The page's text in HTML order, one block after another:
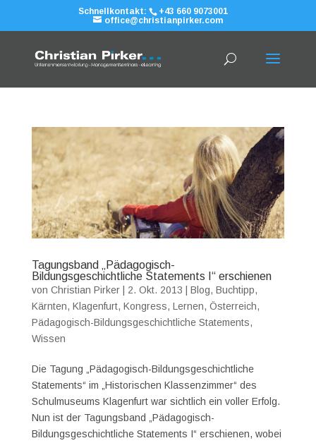
Schnellkontakt:
+43 660 9073001
office@christianpirker.com
Tagungsband „Pädagogisch-
Bildungsgeschichtliche Statements I“ erschienen
von Christian Pirker| 2. Okt. 2013 Blog, Buchtipp,
Kärnten, Klagenfurt, Kongress, Lernen, Österreich,
Pädagogisch-Bildungsgeschichtliche Statements,
Wissen
Die Tagung „Pädagogisch-Bildungsgeschichtliche
Statements“ im „Historischen Klassenzimmer“ des
Schulmuseums Klagenfurt war sichtlich ein voller Erfolg.
Nun ist der Tagungsband „Pädagogisch-
Bildungsgeschichtliche Statements I“ erschienen, wobei